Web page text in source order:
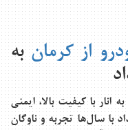
از کرمانبه
انار با کیفیت بالا، ایمنی
با سال‌ها تجربه و ناوگان